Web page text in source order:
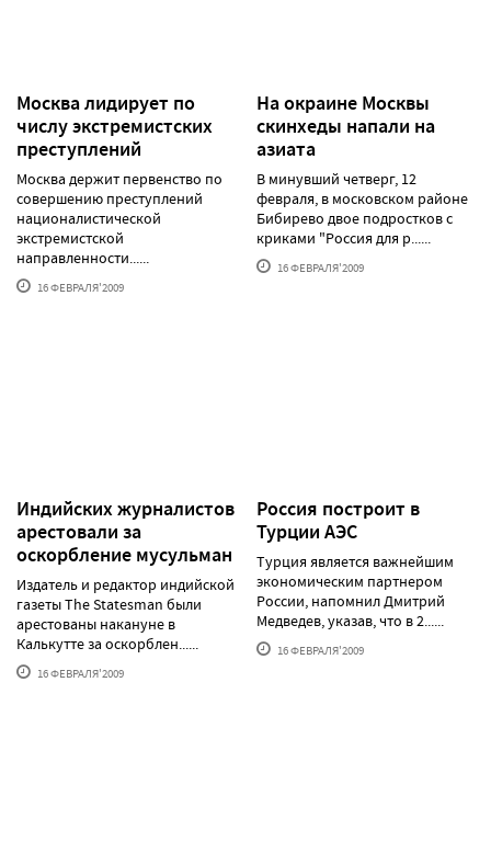
Москва лидирует по
числу экстремистских
преступлений
Москва держит первенство по
совершению преступлений
националистической
экстремистской
направленности......
16 ФЕВРАЛЯ'2009
На окраине Москвы
скинхеды напали на
азиата
В минувший четверг, 12
февраля, в московском районе
Бибирево двое подростков с
криками "Россия для р......
16 ФЕВРАЛЯ'2009
Индийских журналистов
арестовали за
оскорбление мусульман
Издатель и редактор индийской
газеты The Statesman были
арестованы накануне в
Калькутте за оскорблен......
16 ФЕВРАЛЯ'2009
Россия построит в
Турции АЭС
Турция является важнейшим
экономическим партнером
России, напомнил Дмитрий
Медведев, указав, что в 2......
16 ФЕВРАЛЯ'2009